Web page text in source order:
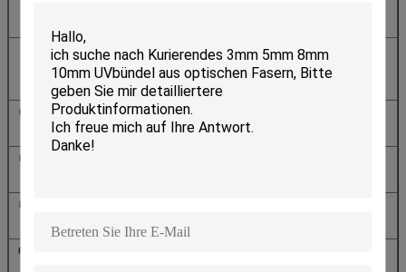
Fiber-BOX-SM20
SM G652D, 2 km,
Verbinder;
FC / UPC, SC / UPC, ST / UPC, SC / APC, FC / APC,
LC / UPC, LC / APC optional
Fiber-BOX-MM05
MM (62,5 / 125 & mgr; m oder 50/125 & mgr; m), 500 M,
Verbinder; FC / PC, SC / PC, ST / PC, optional LC / PC
Fiber-BOX-SM705